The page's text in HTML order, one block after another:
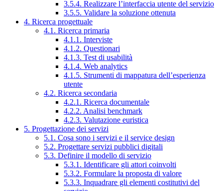
3.5.4. Realizzare l’interfaccia utente del servizio
3.5.5. Validare la soluzione ottenuta
4. Ricerca progettuale
4.1. Ricerca primaria
4.1.1. Interviste
4.1.2. Questionari
4.1.3. Test di usabilità
4.1.4. Web analytics
4.1.5. Strumenti di mappatura dell’esperienza
utente
4.2. Ricerca secondaria
4.2.1. Ricerca documentale
4.2.2. Analisi benchmark
4.2.3. Valutazione euristica
5. Progettazione dei servizi
5.1. Cosa sono i servizi e il service design
5.2. Progettare servizi pubblici digitali
5.3. Definire il modello di servizio
5.3.1. Identificare gli attori coinvolti
5.3.2. Formulare la proposta di valore
5.3.3. Inquadrare gli elementi costitutivi del